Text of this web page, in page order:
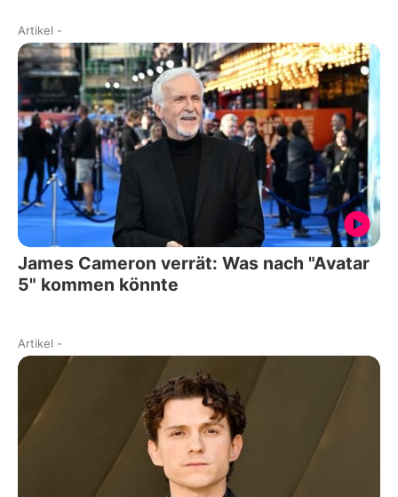
Artikel -
James Cameron verrät: Was nach "Avatar
5" kommen könnte
Artikel -